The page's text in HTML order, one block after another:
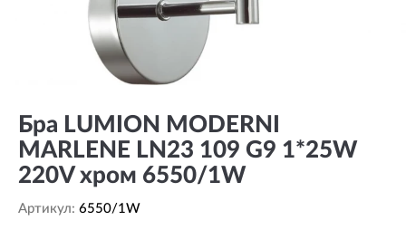
Бра LUMION MODERNI
MARLENE LN23 109 G9 1*25W
220V хром 6550/1W
Артикул: 6550/1W